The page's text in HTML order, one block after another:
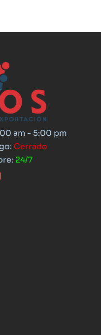
am - 5:00 pm
Cerrado
24/7